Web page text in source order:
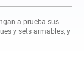
a prueba sus
y sets armables, y